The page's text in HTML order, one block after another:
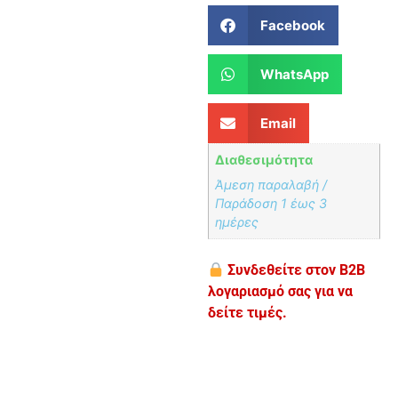
Facebook
WhatsApp
Email
Διαθεσιμότητα
Άμεση παραλαβή /
Παράδoση 1 έως 3
ημέρες
Συνδεθείτε στον B2B
λογαριασμό σας για να
δείτε τιμές.